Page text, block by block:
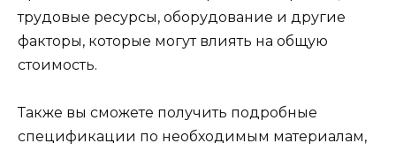
трудовые ресурсы, оборудование и другие
факторы, которые могут влиять на общую
стоимость.
Также вы сможете получить подробные
спецификации по необходимым материалам,